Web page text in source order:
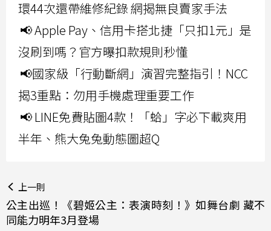
環44次還帶維修紀錄 網揭無良賣家手法
📢 Apple Pay、信用卡搭北捷「只扣1元」是
沒刷到嗎？官方曝扣款規則秒懂
📢國家級「行動斷網」演習完整指引！NCC
揭3重點：勿用手機處理重要工作
📢 LINE免費貼圖4款！「蛤」字必下載爽用
半年、熊大兔兔動態圖超Q
上一則
公主出巡！《碧姬公主：表演時刻！》如舞台劇 藏不
同能力明年3月登場